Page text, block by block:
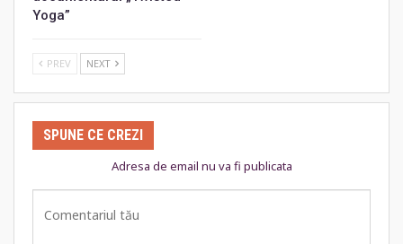
Yoga”
PREV NEXT
SPUNE CE CREZI
Adresa de email nu va fi publicata